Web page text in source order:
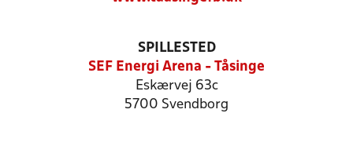
SPILLESTED
SEF Energi Arena - Tåsinge
Eskærvej 63c
5700 Svendborg